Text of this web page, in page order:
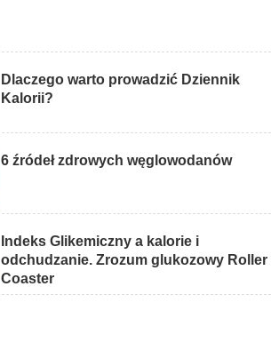
Dlaczego warto prowadzić Dziennik
Kalorii?
6 źródeł zdrowych węglowodanów
Indeks Glikemiczny a kalorie i
odchudzanie. Zrozum glukozowy Roller
Coaster